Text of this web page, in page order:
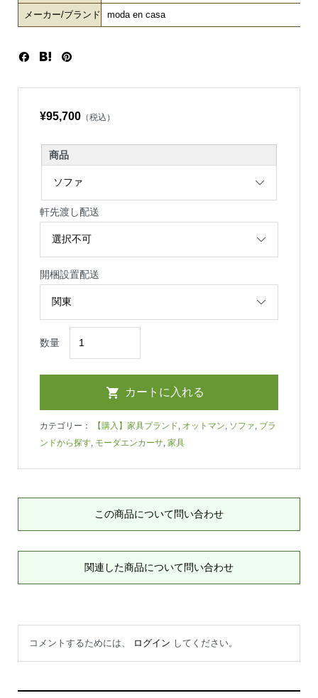
メーカー/ブランド moda en casa
¥95,700（税込）
商品
軒先渡し配送
開梱設置配送
数量
カテゴリー： 【購入】家具ブランド, オットマン, ソファ, ブラ
ンドから探す, モーダエンカーサ, 家具
この商品について問い合わせ
関連した商品について問い合わせ
コメントするためには、 ログイン してください。